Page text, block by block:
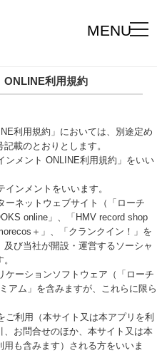
MENU
ONLINE利用規約
利用規約」においては、別途定め
載のとおりとします。
ンメント ONLINE利用規約」をいい
ンメントをいいます。
ーネットウェブサイト（「ローチ
online」、「HMV record shop
＋」、「クランクイン！」を
び当社が開設・運営するソーシャ
ケーションソフトウェア（「ローチ
アム」を含みますが、これらに限ら
利用（本サイト又は本アプリを利
お問合せのほか、本サイト又は本
も含みます）される方をいいま